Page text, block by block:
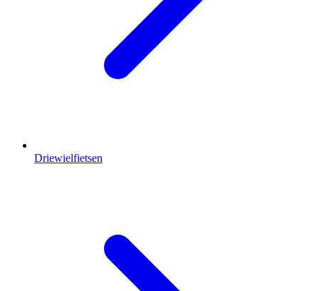
Driewielfietsen